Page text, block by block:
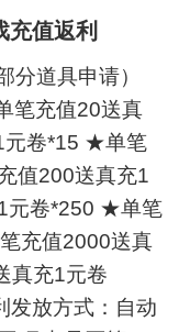
充值返利
分道具申请）
笔充值20送真
元卷*15 ★单笔
值200送真充1
元卷*250 ★单笔
充值2000送真
真充1元卷
发放方式：自动